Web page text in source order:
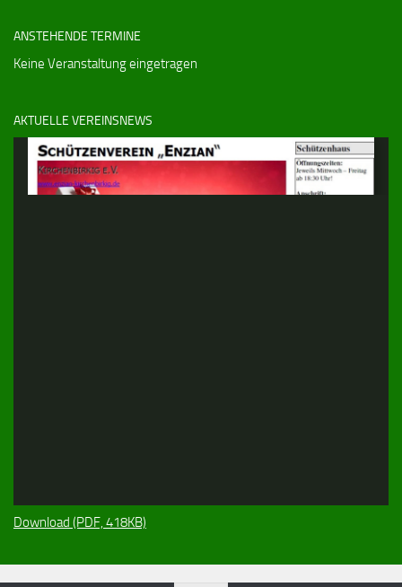
ANSTEHENDE TERMINE
Keine Veranstaltung eingetragen
AKTUELLE VEREINSNEWS
Download (PDF, 418KB)